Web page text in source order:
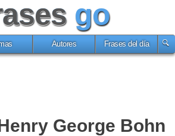
go
Autores Frases del día
George Bohn